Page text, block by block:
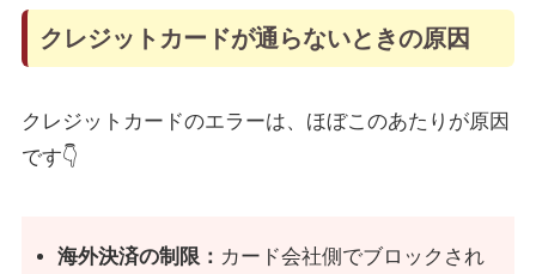
クレジットカードが通らないときの原因
クレジットカードのエラーは、ほぼこのあたりが原因
です👇
海外決済の制限： カード会社側でブロックされ